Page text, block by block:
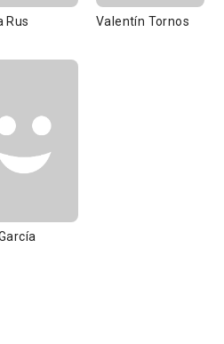
Rus Valentín Tornos